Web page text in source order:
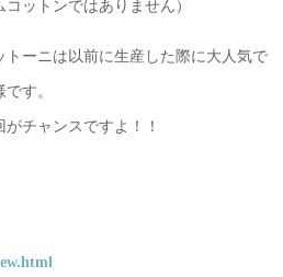
ットンではありません）
ーニは以前に生産した際に大人気で
す。
チャンスですよ！！